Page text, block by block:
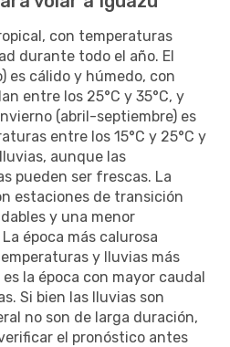
con temperaturas
durante todo el año. El
es cálido y húmedo, con
entre los 25°C y 35°C, y
(abril-septiembre) es
entre los 15°C y 25°C y
aunque las
pueden ser frescas. La
estaciones de transición
y una menor
época más calurosa
y lluvias más
la época con mayor caudal
Si bien las lluvias son
no son de larga duración,
el pronóstico antes